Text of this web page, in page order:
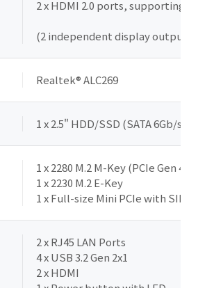
2 x HDMI 2.0 ports, supporting a
(2 independent display outputs)
Realtek® ALC269
1 x 2.5" HDD/SSD (SATA 6Gb/s)
1 x 2280 M.2 M-Key (PCIe Gen
1 x 2230 M.2 E-Key
1 x Full-size Mini PCIe with SIM
2 x RJ45 LAN Ports
4 x USB 3.2 Gen 2x1
2 x HDMI